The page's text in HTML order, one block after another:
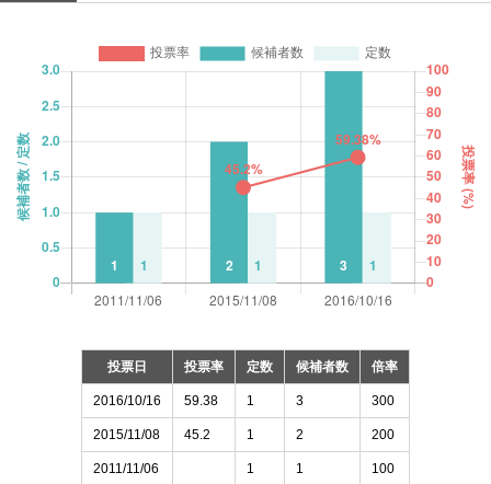
投票日 投票率 定数 候補者数 倍率
2016/10/16 59.38 1 3 300
2015/11/08 45.2 1 2 200
2011/11/06 1 1 100